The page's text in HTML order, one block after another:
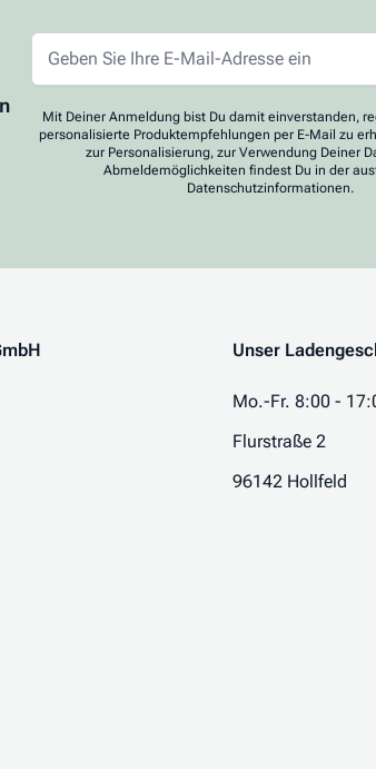
Mit Deiner Anmeldung bist Du damit einverstanden,
personalisierte Produktempfehlungen per E-Mail zu
zur Personalisierung, zur Verwendung Deiner
Abmeldemöglichkeiten findest Du in der
Datenschutzinformationen.
Unser
Mo.-Fr. 8:00 -
Flurstraße 2
96142 Hollfeld